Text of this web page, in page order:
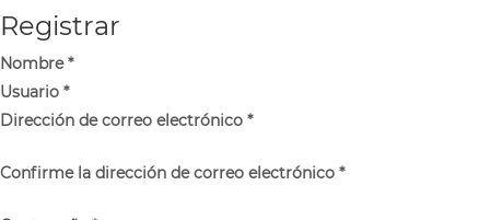
Registrar
Nombre*
Usuario *
Dirección de correo electrónico *
Confirme la dirección de correo electrónico *